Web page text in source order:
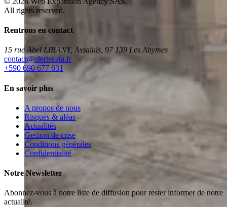
All rights reserved.
Rentrons en contact
15 rue Abel LIBANY, Assainis, 97 139 Les Abymes
rf.atacetrela@tcatnoc
+590 690 677 631
En savoir plus
A propos de nous
Risques & aléas
Actualités
Gestion de crise
Conditions générales
Confidentialité
Notre Newsletter
Abonnez-vous à notre liste de diffusion pour rester informer de notre
actualité.